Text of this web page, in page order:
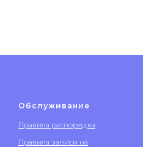
Обслуживание
Правила распорядка
Правила записи на